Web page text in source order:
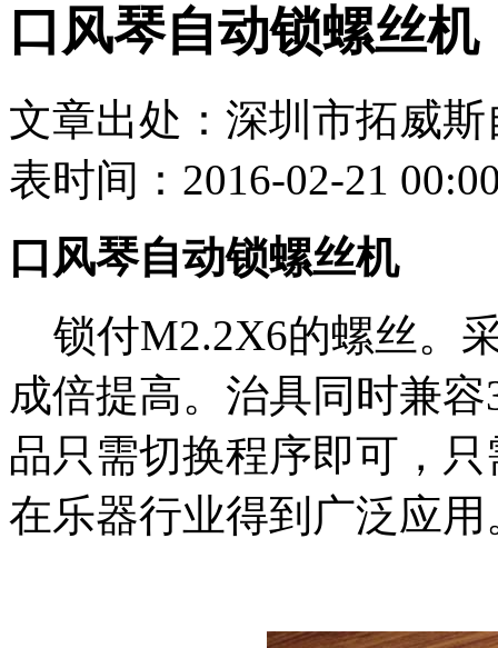
口风琴自动锁螺丝
文章出处：深圳市拓威
表时间：2016-02-21
口风琴自动锁螺丝机
锁付M2.2X6的螺丝。
成倍提高。治具同时兼
品只需切换程序即可，
在乐器行业得到广泛应用